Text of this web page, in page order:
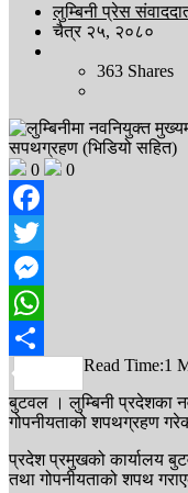
लुम्बिनी प्रेस
चैत्र २५, २०८०
363 Shares
0 0
Facebook
Twitter
Messenger
WhatsApp
Share
Read Time:1
बुटवल । लुम्बिनी प्रदेशका
गोपनीयताको शपथग्रहण
प्रदेश प्रमुखको कार्यालय
तथा गोपनीयताको शपथ